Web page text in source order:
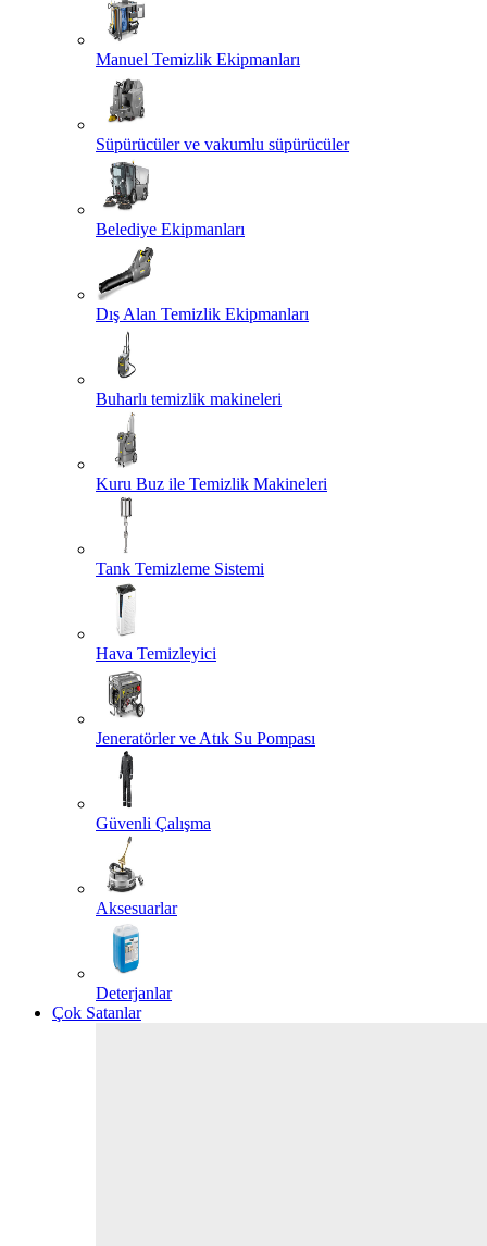
Manuel Temizlik Ekipmanları
Süpürücüler ve vakumlu süpürücüler
Belediye Ekipmanları
Dış Alan Temizlik Ekipmanları
Buharlı temizlik makineleri
Kuru Buz ile Temizlik Makineleri
Tank Temizleme Sistemi
Hava Temizleyici
Jeneratörler ve Atık Su Pompası
Güvenli Çalışma
Aksesuarlar
Deterjanlar
Çok Satanlar